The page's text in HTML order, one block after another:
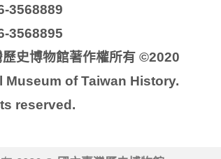
3568889
3568895
歷史博物館著作權所有 ©2020
Museum of Taiwan History.
reserved.